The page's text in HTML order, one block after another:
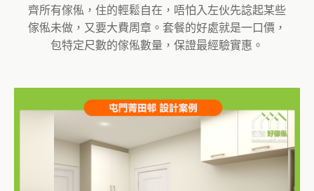
齊所有傢俬，住的輕鬆自在，唔怕入左伙先諗起某些
傢俬未做，又要大費周章。套餐的好處就是一口價，
包特定尺數的傢俬數量，保證最經驗實惠。